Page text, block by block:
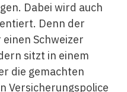
Dabei wird auch
Denn der
Schweizer
sitzt in einem
die gemachten
Versicherungspolice